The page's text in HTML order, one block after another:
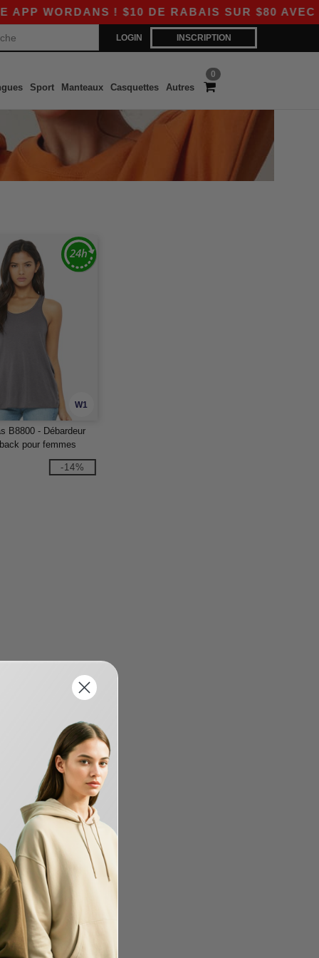
WORDANS ! $10 DE RABAIS SUR $80 AVEC LE
LOGIN INSCRIPTION
0
Sport Manteaux Casquettes Autres
W1
B8800 - Débardeur
pour femmes
-14%